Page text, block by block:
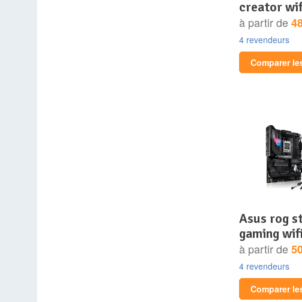
creator
à partir de
4 revendeurs
Comparer
asus rog strix x870e-e
gaming wifi
à partir de
4 revendeurs
Comparer